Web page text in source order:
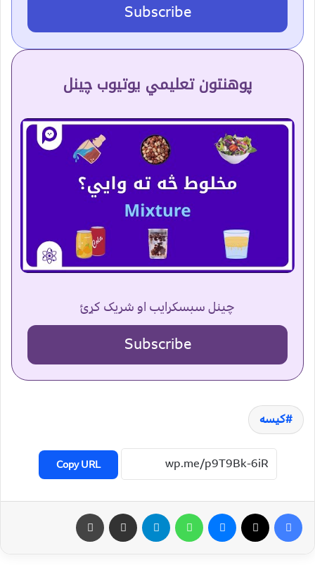
Subscribe
پوهنتون تعلیمي یوتیوب چینل
چینل سبسکرایب او شریک کړئ
Subscribe
کیسه
Copy URL